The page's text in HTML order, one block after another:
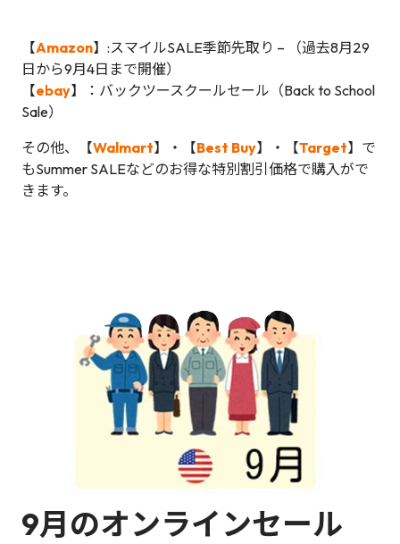
【Amazon】:スマイルSALE季節先取り – （過去8月29
日から9月4日まで開催）
【ebay】：バックツースクールセール（Back to School
Sale）
その他、【Walmart】・【Best Buy】・【Target】で
もSummer SALEなどのお得な特別割引価格で購入がで
きます。
9月のオンラインセール